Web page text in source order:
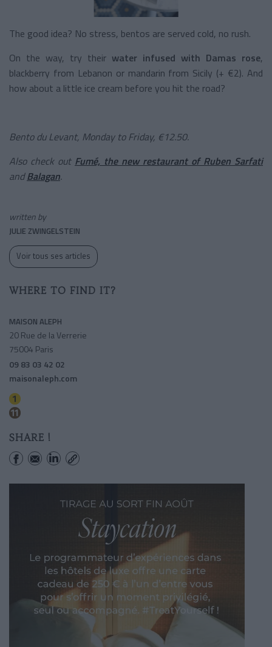
The good idea? No stress, bentos are served cold, no rush.
On the way, try their water infused with Damas rose,
blackberry from Lebanon or mandarin from Sicily (+ €2). And
how about a little ice cream before you hit the road?
Bento du Levant, Monday to Friday, €12.50.
Also check out Fumé, the new restaurant of Ruben Sarfati
andBalagan.
written by
JULIE ZWINGELSTEIN
Voir tous ses articles
WHERE TO FIND IT?
MAISON ALEPH
20 Rue de la Verrerie
75004 Paris
09 83 03 42 02
maisonaleph.com
SHARE !